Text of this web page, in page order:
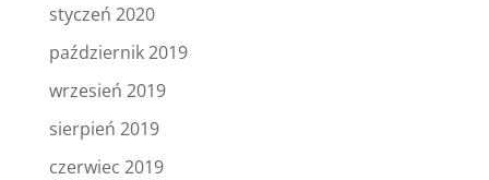
styczeń 2020
październik 2019
wrzesień 2019
sierpień 2019
czerwiec 2019